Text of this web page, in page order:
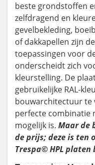
beste grondstoffen
zelfdragend en
gevelbekleding,
of dakkapellen zijn
toepassingen voor
onderscheidt zich
kleurstelling. De
gebruikelijke RAL-
bouwarchitectuur te
perfecte combinatie
mogelijk is. Maar de
de prijs; deze is ten
Trespa© HPL